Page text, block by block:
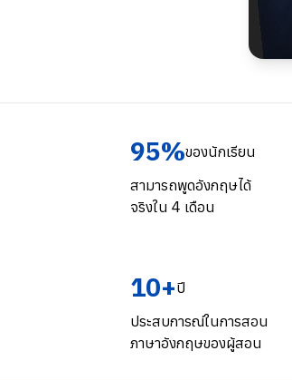
95%ของนักเรียน
สามารถพูดอังกฤษได้
จริงใน 4 เดือน
10+ปี
ประสบการณ์ในการสอน
ภาษาอังกฤษของผู้สอน